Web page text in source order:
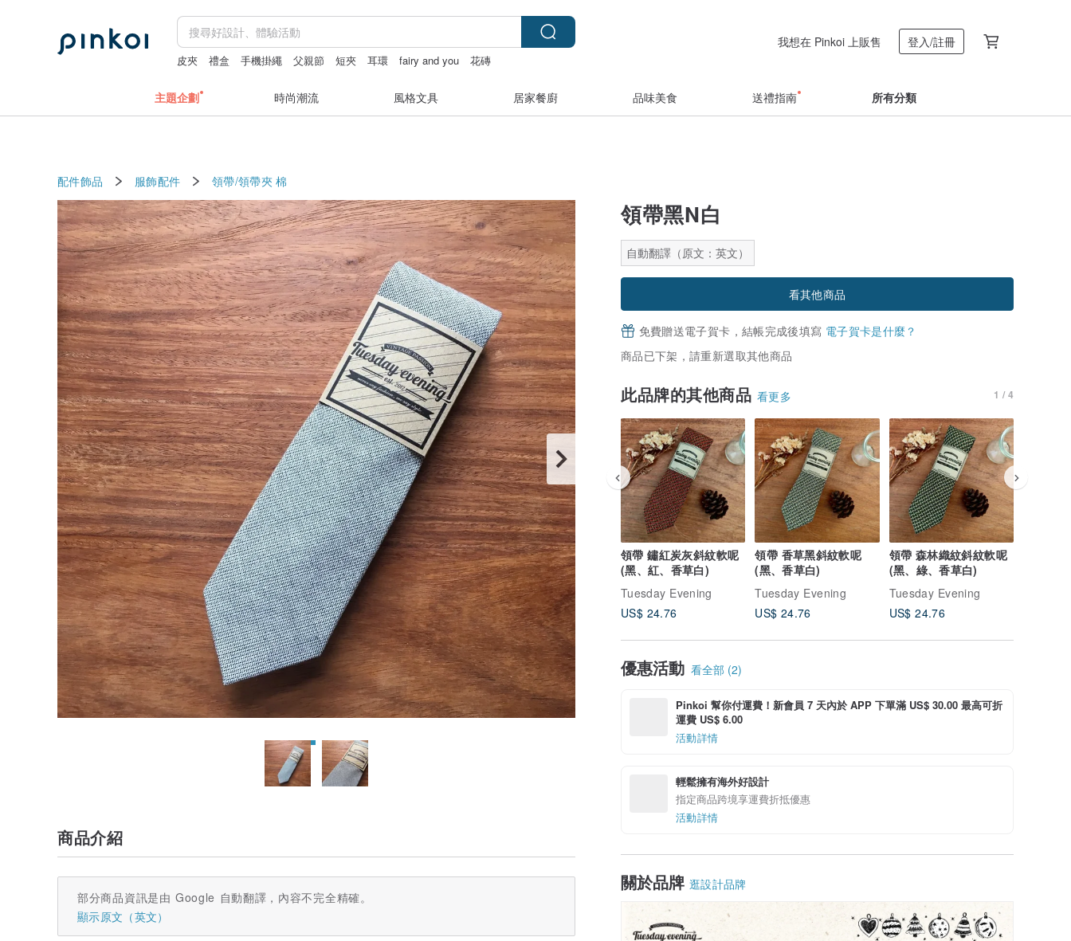
皮夾 禮盒 手機掛繩 父親節 短夾 耳環 fairy and you 花磚
我想在 Pinkoi 上販售 登入/註冊
主題企劃 時尚潮流 風格文具 居家餐廚 品味美食 送禮指南 所有分類
配件飾品 服飾配件 領帶/領帶夾 棉
領帶黑N白
自動翻譯（原文：英文）
看其他商品
免費贈送電子賀卡，結帳完成後填寫 電子賀卡是什麼？
商品已下架，請重新選取其他商品
此品牌的其他商品 看更多 1 / 4
領帶 鏽紅炭灰斜紋軟呢
(黑、紅、香草白)
Tuesday Evening
US$ 24.76
領帶 香草黑斜紋軟呢
(黑、香草白)
Tuesday Evening
US$ 24.76
領帶 森林織紋斜紋軟呢
(黑、綠、香草白)
Tuesday Evening
US$ 24.76
優惠活動 看全部 (2)
Pinkoi 幫你付運費！新會員 7 天內於 APP 下單滿 US$ 30.00 最高可折
運費 US$ 6.00
活動詳情
輕鬆擁有海外好設計
指定商品跨境享運費折抵優惠
活動詳情
關於品牌 逛設計品牌
商品介紹
部分商品資訊是由 Google 自動翻譯，內容不完全精確。
顯示原文（英文）